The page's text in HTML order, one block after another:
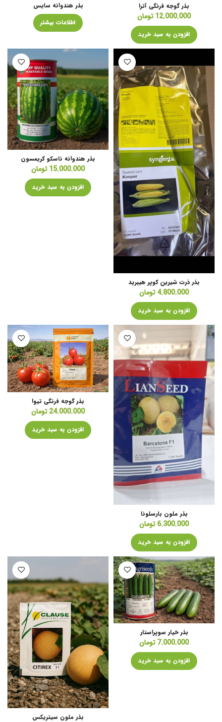
بذر گوجه فرنگی آترا
12.000.000 تومان
افزودن به سبد خرید
بذر هندوانه سایس
اطلاعات بیشتر
بذر ذرت شیرین کوپر هیبرید
4.800.000 تومان
افزودن به سبد خرید
بذر هندوانه ناسکو کریمسون
15.000.000 تومان
افزودن به سبد خرید
بذر ملون بارسلونا
6.300.000 تومان
افزودن به سبد خرید
بذر گوجه فرنگی تیوا
24.000.000 تومان
افزودن به سبد خرید
بذر خیار سوپراستار
7.000.000 تومان
افزودن به سبد خرید
بذر ملون سیتریکس